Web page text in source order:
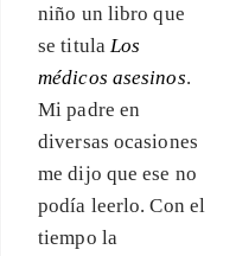
niño un libro que
se titula Los
médicos asesinos.
Mi padre en
diversas ocasiones
me dijo que ese no
podía leerlo. Con el
tiempo la